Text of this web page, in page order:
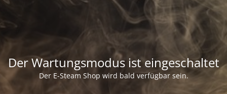
Der Wartungsmodus ist eingeschaltet
Der E-Steam Shop wird bald verfügbar sein.